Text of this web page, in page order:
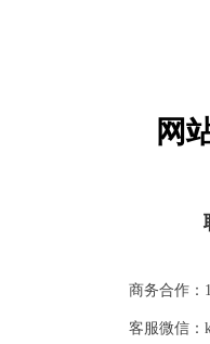
网
商务合作：
客服微信：